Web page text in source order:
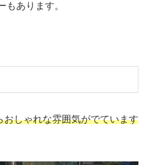
もあります。
しゃれな雰囲気がでています